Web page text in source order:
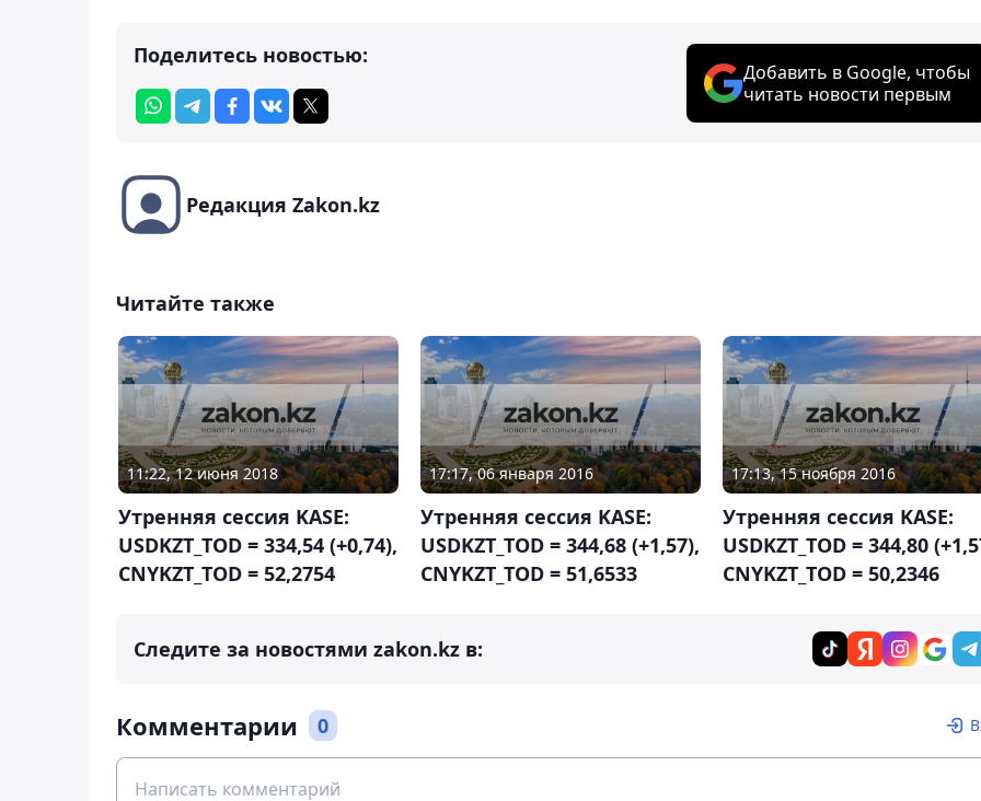
Поделитесь новостью:
Добавить в Google, чтобы
читать новости первым
Редакция Zakon.kz
Читайте также
11:22, 12 июня 2018
Утренняя сессия KASE:
USDKZT_TOD = 334,54 (+0,74),
CNYKZT_TOD = 52,2754
17:17, 06 января 2016
Утренняя сессия KASE:
USDKZT_TOD = 344,68 (+1,57),
CNYKZT_TOD = 51,6533
17:13, 15 ноября 2016
Утренняя сессия KASE:
USDKZT_TOD = 344,80
CNYKZT_TOD = 50,2346
Следите за новостями zakon.kz в:
Комментарии 0